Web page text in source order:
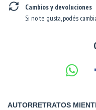
Cambios y devoluciones
Si no te gusta, podés
AUTORRETRATOS